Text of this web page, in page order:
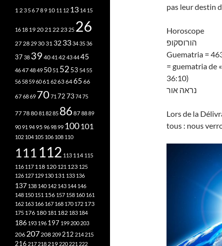
pas leur destin
Horoscope
הורוסקופ
Guematria =
= guematria de
36:10)
נראה אור
Lors de la
tous : nous
1 23 56789 10 11 12 13 14 15
16 18 1920212223 25 26
27 28 293031 3233343536
37 38 39 4041 42434445
46474849 50 51 52 53 54 55
56 58 596061 62636465 66
676869 70 71 72737475
77788081 8285 86878889
9091 94 95 969899 100101
102 104 105 106 108 110
111 112 113 114 115
116 117 118 120 121 123 125
126 127 129 130 131 133 136
137 138 140 142 143 144 146
148 150 151 156 157 158 160 161
162 163 166 167 168 170 172 173
175 176 180 181 182 183 184
186 193 196 197 199 200 203
206 207 208 209 212 214 215
216 217 218219 220 221 222